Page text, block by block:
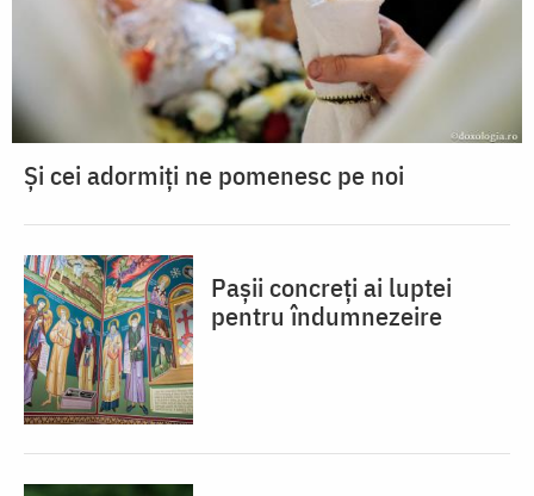
Și cei adormiți ne pomenesc pe noi
Pașii concreți ai luptei
pentru îndumnezeire